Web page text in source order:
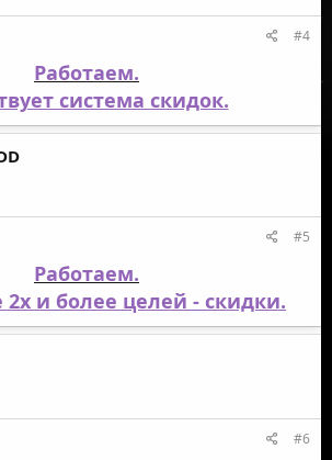
#4
Работаем.
система скидок.
#5
Работаем.
2х и более целей - скидки.
#6